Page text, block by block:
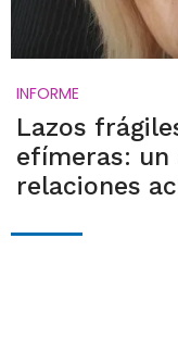
INFORME
Lazos
efímeras: un
relaciones